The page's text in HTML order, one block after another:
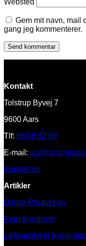
Gem mit navn, mail
gang jeg kommenterer.
Kontakt
Tolstrup Byvej 7
9600 Aars
Tlf: 98 66 92 69
E-mail: asp@asp-
Kontakt os
Artikler
Dansk Produktion
Kran til industri
Løfteudstyr til